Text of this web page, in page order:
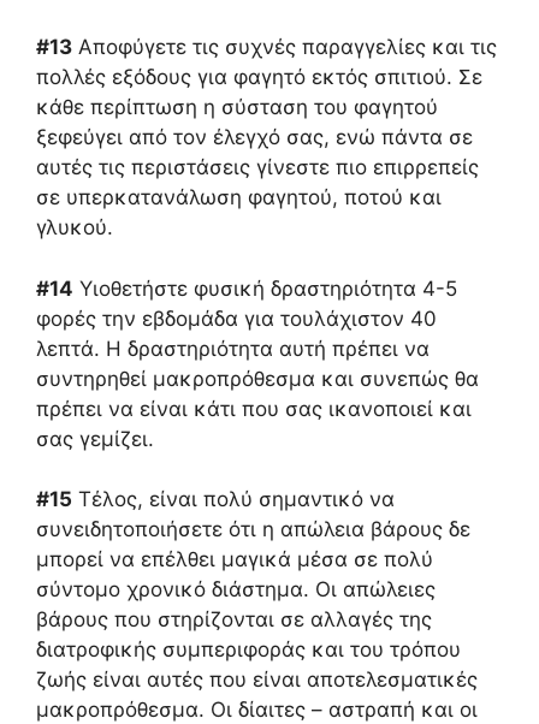
#13 Αποφύγετε τις συχνές παραγγελίες και τις
πολλές εξόδους για φαγητό εκτός σπιτιού. Σε
κάθε περίπτωση η σύσταση του φαγητού
ξεφεύγει από τον έλεγχό σας, ενώ πάντα σε
αυτές τις περιστάσεις γίνεστε πιο επιρρεπείς
σε υπερκατανάλωση φαγητού, ποτού και
γλυκού.
#14 Υιοθετήστε φυσική δραστηριότητα 4-5
φορές την εβδομάδα για τουλάχιστον 40
λεπτά. Η δραστηριότητα αυτή πρέπει να
συντηρηθεί μακροπρόθεσμα και συνεπώς θα
πρέπει να είναι κάτι που σας ικανοποιεί και
σας γεμίζει.
#15 Τέλος, είναι πολύ σημαντικό να
συνειδητοποιήσετε ότι η απώλεια βάρους δε
μπορεί να επέλθει μαγικά μέσα σε πολύ
σύντομο χρονικό διάστημα. Οι απώλειες
βάρους που στηρίζονται σε αλλαγές της
διατροφικής συμπεριφοράς και του τρόπου
ζωής είναι αυτές που είναι αποτελεσματικές
μακροπρόθεσμα. Οι δίαιτες – αστραπή και οι